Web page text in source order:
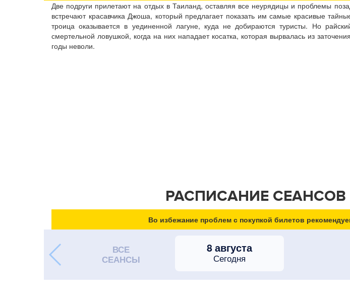
Две подруги прилетают на отдых в Таиланд, оставляя все неурядицы и проблемы
встречают красавчика Джоша, который предлагает показать им самые красивые
троица оказывается в уединенной лагуне, куда не добираются туристы. Но
смертельной ловушкой, когда на них нападает косатка, которая вырвалась из
годы неволи.
РАСПИСАНИЕ
Во избежание проблем с покупкой билетов
ВСЕ
СЕАНСЫ
8 августа
Сегодня